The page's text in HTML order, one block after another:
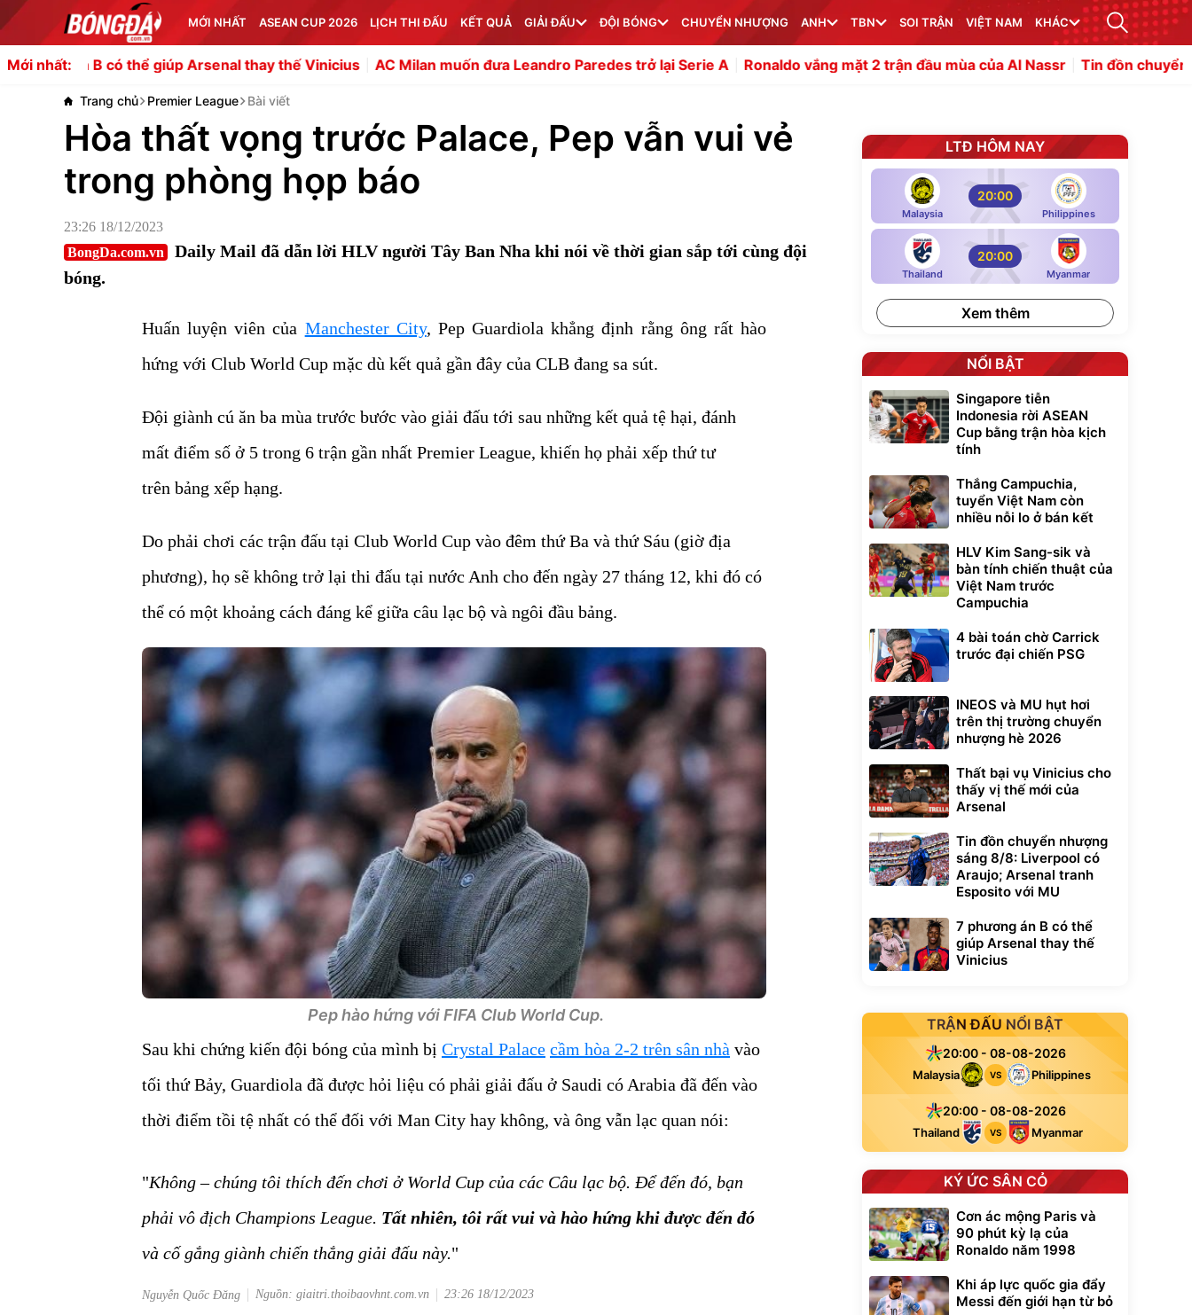
MỚI NHẤT ASEAN CUP 2026 LỊCH THI ĐẤU KẾT QUẢ GIẢI ĐẤU ĐỘI BÓNG CHUYỂN NHƯỢNG ANH TBN SOI TRẬN VIỆT NAM KHÁC
Mới nhất:
thể giúp Arsenal thay thế Vinicius AC Milan muốn đưa Leandro Paredes trở lại Serie A Ronaldo vắng mặt 2 trận đầu mùa của Al Nassr Tin đồn chuyển nhượng sáng
Trang chủ Premier League Bài viết
Hòa thất vọng trước Palace, Pep vẫn vui vẻ
trong phòng họp báo
23:26 18/12/2023
BongDa.com.vn
Daily Mail đã dẫn lời HLV người Tây Ban Nha khi nói về thời gian sắp tới cùng đội
bóng.
Huấn luyện viên của Manchester City, Pep Guardiola khẳng định rằng ông rất hào
hứng với Club World Cup mặc dù kết quả gần đây của CLB đang sa sút.
Đội giành cú ăn ba mùa trước bước vào giải đấu tới sau những kết quả tệ hại, đánh
mất điểm số ở 5 trong 6 trận gần nhất Premier League, khiến họ phải xếp thứ tư
trên bảng xếp hạng.
Do phải chơi các trận đấu tại Club World Cup vào đêm thứ Ba và thứ Sáu (giờ địa
phương), họ sẽ không trở lại thi đấu tại nước Anh cho đến ngày 27 tháng 12, khi đó có
thể có một khoảng cách đáng kể giữa câu lạc bộ và ngôi đầu bảng.
Pep hào hứng với FIFA Club World Cup.
Sau khi chứng kiến đội bóng của mình bị Crystal Palace cầm hòa 2-2 trên sân nhà vào
tối thứ Bảy, Guardiola đã được hỏi liệu có phải giải đấu ở Saudi có Arabia đã đến vào
thời điểm tồi tệ nhất có thể đối với Man City hay không, và ông vẫn lạc quan nói:
"Không – chúng tôi thích đến chơi ở World Cup của các Câu lạc bộ. Để đến đó, bạn
phải vô địch Champions League. Tất nhiên, tôi rất vui và hào hứng khi được đến đó
và cố gắng giành chiến thắng giải đấu này."
Nguyễn Quốc Đăng Nguồn: giaitri.thoibaovhnt.com.vn 23:26 18/12/2023
LTĐ HÔM NAY
Malaysia
20:00
Philippines
Thailand
20:00
Myanmar
Xem thêm
NỔI BẬT
Singapore tiễn
Indonesia rời ASEAN
Cup bằng trận hòa kịch
tính
Thắng Campuchia,
tuyển Việt Nam còn
nhiều nỗi lo ở bán kết
HLV Kim Sang-sik và
bàn tính chiến thuật của
Việt Nam trước
Campuchia
4 bài toán chờ Carrick
trước đại chiến PSG
INEOS và MU hụt hơi
trên thị trường chuyển
nhượng hè 2026
Thất bại vụ Vinicius cho
thấy vị thế mới của
Arsenal
Tin đồn chuyển nhượng
sáng 8/8: Liverpool có
Araujo; Arsenal tranh
Esposito với MU
7 phương án B có thể
giúp Arsenal thay thế
Vinicius
TRẬN ĐẤU NỔI BẬT
20:00 - 08-08-2026
Malaysia VS Philippines
20:00 - 08-08-2026
Thailand VS Myanmar
KÝ ỨC SÂN CỎ
Cơn ác mộng Paris và
90 phút kỳ lạ của
Ronaldo năm 1998
Khi áp lực quốc gia đẩy
Messi đến giới hạn từ bỏ